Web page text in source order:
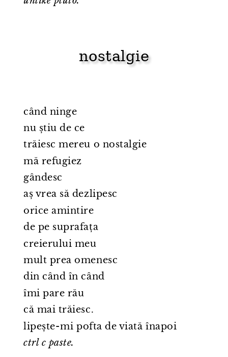
nostalgie
când ninge
nu știu de ce
trăiesc mereu o nostalgie
mă refugiez
gândesc
aș vrea să dezlipesc
orice amintire
de pe suprafața
creierului meu
mult prea omenesc
din când în când
îmi pare rău
că mai trăiesc.
lipește⁠-⁠mi pofta de viată înapoi
ctrl c paste.